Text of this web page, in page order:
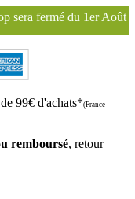
au 27 Août inclus.
99€ d'achats*(France
remboursé, retour